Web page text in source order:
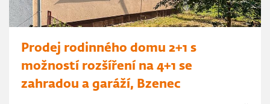
Prodej rodinného domu 2+1 s
možností rozšíření na 4+1 se
zahradou a garáží, Bzenec